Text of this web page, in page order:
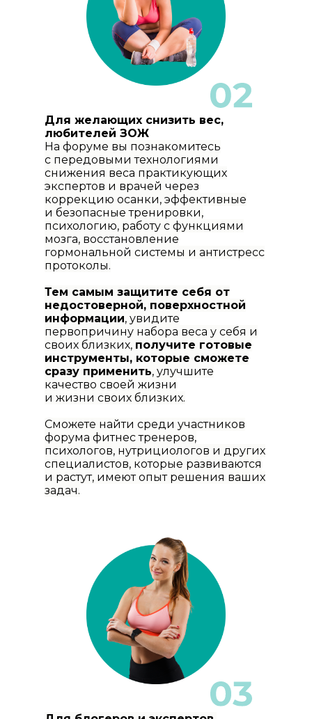
Для желающих снизить вес,
любителей ЗОЖ
На форуме вы познакомитесь
с передовыми технологиями
снижения веса практикующих
экспертов и врачей через
коррекцию осанки, эффективные
и безопасные тренировки,
психологию, работу с функциями
мозга, восстановление
гормональной системы и антистресс
протоколы.
Тем самым защитите себя от
недостоверной, поверхностной
информации, увидите
первопричину набора веса у себя и
своих близких, получите готовые
инструменты, которые сможете
сразу применить, улучшите
качество своей жизни
и жизни своих близких.
Сможете найти среди участников
форума фитнес тренеров,
психологов, нутрициологов и других
специалистов, которые развиваются
и растут, имеют опыт решения ваших
задач.